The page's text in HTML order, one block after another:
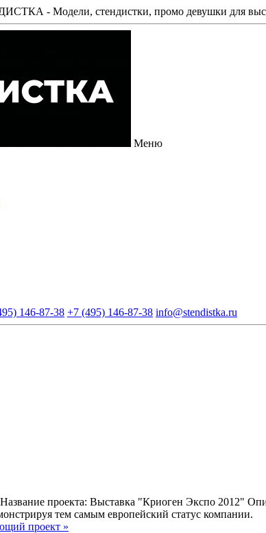
- Модели, стендистки, промо девушки для
Меню
146-87-38 +7 (495) 146-87-38 info@stendistka.ru
Название проекта: Выставка "Криоген Экспо 2012"
тем самым европейский статус компании.
проект »